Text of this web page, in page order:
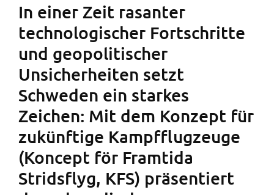
In einer Zeit rasanter
technologischer Fortschritte
und geopolitischer
Unsicherheiten setzt
Schweden ein starkes
Zeichen: Mit dem Konzept für
zukünftige Kampfflugzeuge
(Koncept för Framtida
Stridsflyg, KFS) präsentiert